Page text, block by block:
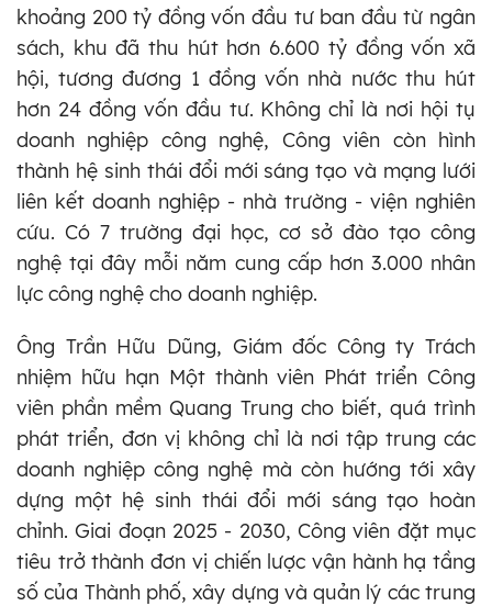
khoảng 200 tỷ đồng vốn đầu tư ban đầu từ ngân
sách, khu đã thu hút hơn 6.600 tỷ đồng vốn xã
hội, tương đương 1 đồng vốn nhà nước thu hút
hơn 24 đồng vốn đầu tư. Không chỉ là nơi hội tụ
doanh nghiệp công nghệ, Công viên còn hình
thành hệ sinh thái đổi mới sáng tạo và mạng lưới
liên kết doanh nghiệp - nhà trường - viện nghiên
cứu. Có 7 trường đại học, cơ sở đào tạo công
nghệ tại đây mỗi năm cung cấp hơn 3.000 nhân
lực công nghệ cho doanh nghiệp.
Ông Trần Hữu Dũng, Giám đốc Công ty Trách
nhiệm hữu hạn Một thành viên Phát triển Công
viên phần mềm Quang Trung cho biết, quá trình
phát triển, đơn vị không chỉ là nơi tập trung các
doanh nghiệp công nghệ mà còn hướng tới xây
dựng một hệ sinh thái đổi mới sáng tạo hoàn
chỉnh. Giai đoạn 2025 - 2030, Công viên đặt mục
tiêu trở thành đơn vị chiến lược vận hành hạ tầng
số của Thành phố, xây dựng và quản lý các trung